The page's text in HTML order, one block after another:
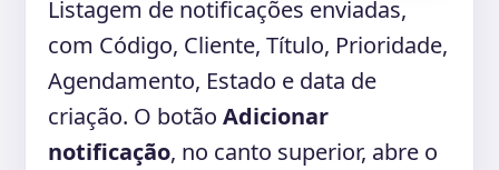
Listagem de notificações enviadas,
com Código, Cliente, Título, Prioridade,
Agendamento, Estado e data de
criação. O botão Adicionar
notificação, no canto superior, abre o